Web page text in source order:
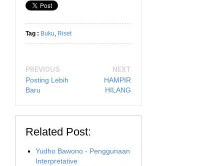
Tag : Buku, Riset
PREVIOUS
Posting Lebih
Baru
NEXT
HAMPIR
HILANG
Related Post:
Yudho Bawono - Penggunaan
Interpretative